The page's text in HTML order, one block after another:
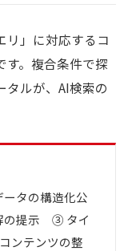
リ」に対応するコ
す。複合条件で探
タルが、AI検索の
タの構造化公
の提示 ③ タイ
ンテンツの整